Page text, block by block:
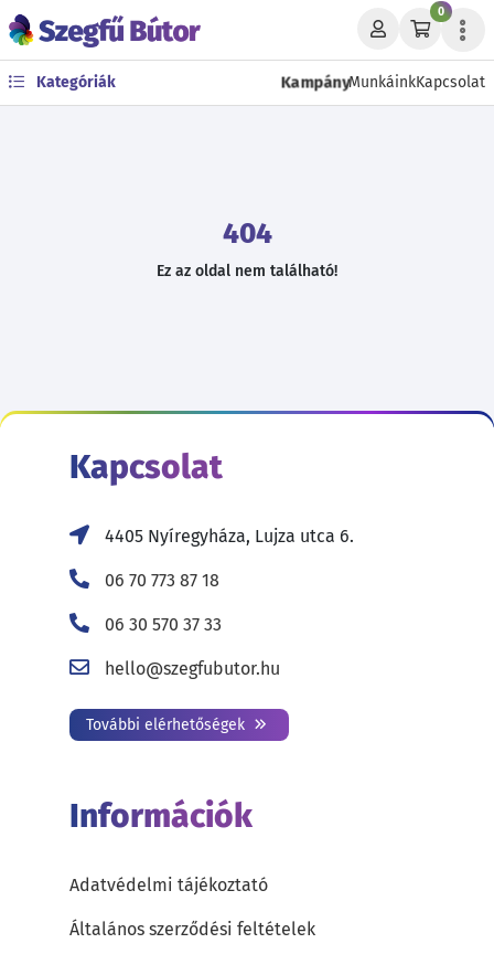
0
Kategóriák KampányMunkáinkKapcsolat
404
Ez az oldal nem található!
Kapcsolat
4405 Nyíregyháza, Lujza utca 6.
06 70 773 87 18
06 30 570 37 33
hello@szegfubutor.hu
További elérhetőségek
Információk
Adatvédelmi tájékoztató
Általános szerződési feltételek